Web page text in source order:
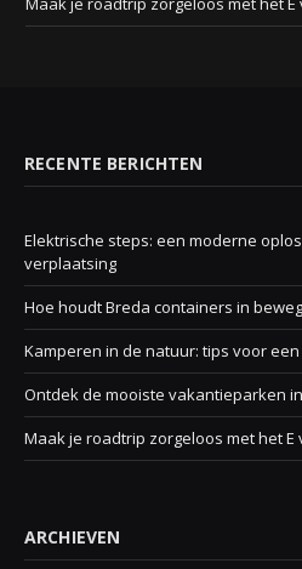
RECENTE BERICHTEN
Elektrische steps: een moderne
verplaatsing
Hoe houdt Breda containers in
Kamperen in de natuur: tips voor
Ontdek de mooiste vakantieparken
Maak je roadtrip zorgeloos met het E
ARCHIEVEN